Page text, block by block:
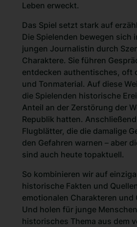
Leben erweckt.
Das Spiel setzt stark auf
Die Spielenden bewegen sich
jungen Journalistin durch
Charaktere. Sie führen
entdecken authentisches, oft
und Tonmaterial. Auf diese
die Spielenden historische
Anteil an der Zerstörung der
Republik hatten.
Flugblätter, die die damalige
den Gefahren warnen – aber
sind auch heute topaktuell.
So kombinieren wir auf
historische Fakten und
emotionalen Charakteren und
Und holen für junge
historisches Thema aus dem